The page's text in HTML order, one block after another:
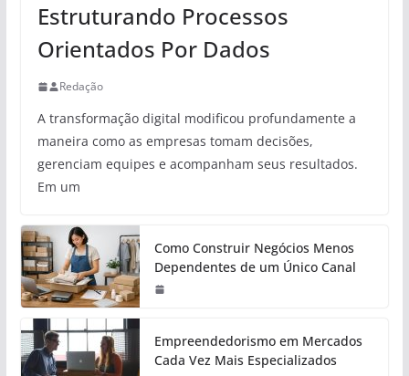
Estruturando Processos
Orientados Por Dados
Redação
A transformação digital modificou profundamente a
maneira como as empresas tomam decisões,
gerenciam equipes e acompanham seus resultados.
Em um
Como Construir Negócios Menos
Dependentes de um Único Canal
Empreendedorismo em Mercados
Cada Vez Mais Especializados